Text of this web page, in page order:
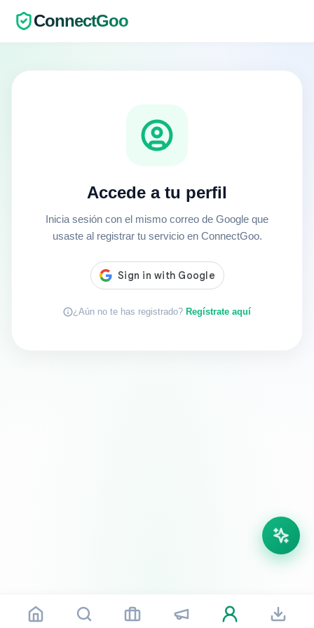
ConnectGoo
Accede a tu perfil
Inicia sesión con el mismo correo de Google que
usaste al registrar tu servicio en ConnectGoo.
¿Aún no te has registrado? Regístrate aquí